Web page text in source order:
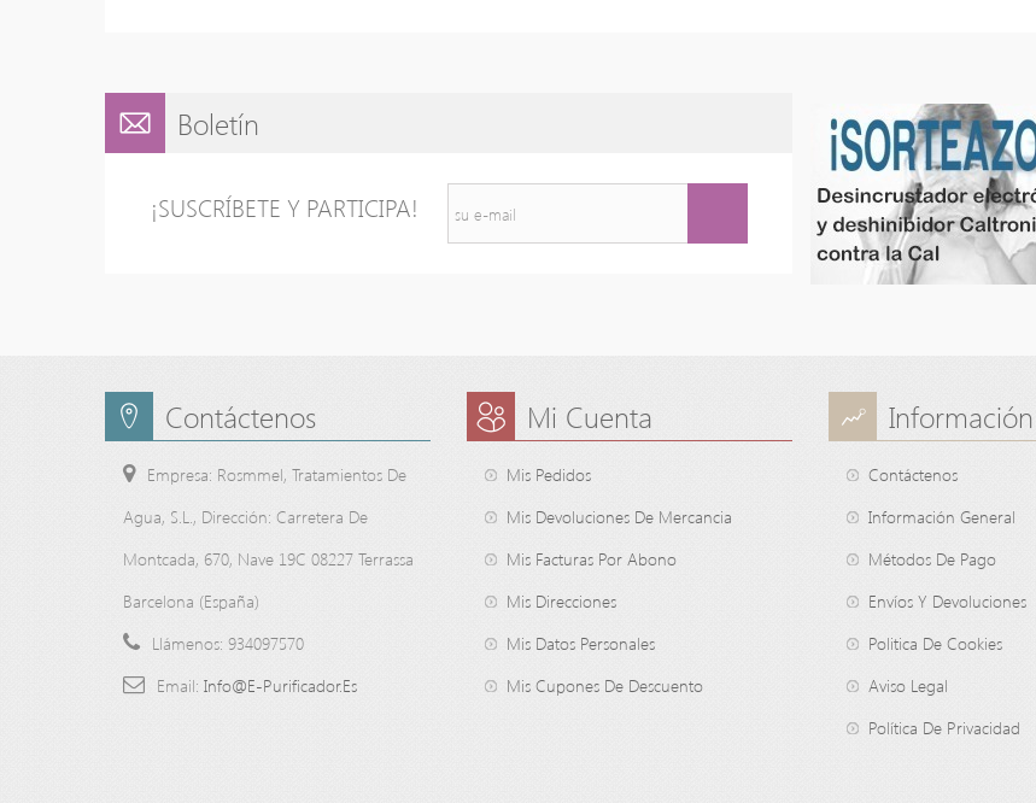
Boletín
¡SUSCRÍBETE Y PARTICIPA!
Contáctenos
Empresa: Rosmmel, Tratamientos De
Agua, S.L., Dirección: Carretera De
Montcada, 670, Nave 19C 08227 Terrassa
Barcelona (España)
Llámenos: 934097570
Email: Info@e-Purificador.es
Mi Cuenta
Mis Pedidos
Mis Devoluciones De Mercancia
Mis Facturas Por Abono
Mis Direcciones
Mis Datos Personales
Mis Cupones De Descuento
Información
Contáctenos
Información General
Métodos De Pago
Envíos Y Devoluciones
Politica De Cookies
Aviso Legal
Política De Privacidad